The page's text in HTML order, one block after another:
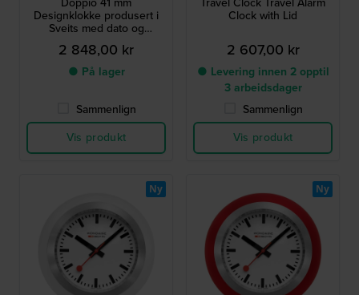
Designklokke produsert i
Sveits med dato og
vegansk rem
2 848,00 kr
● På lager
Sammenlign
Vis produkt
Clock with Lid
2 607,00 kr
● Levering innen 2 opptil
3 arbeidsdager
Sammenlign
Vis produkt
Ny Ny